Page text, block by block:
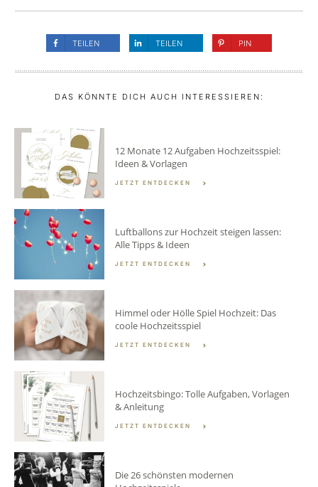
TEILEN TEILEN PIN
DAS KÖNNTE DICH AUCH INTERESSIEREN:
12 Monate 12 Aufgaben Hochzeitsspiel:
Ideen & Vorlagen
JETZT ENTDECKEN
Luftballons zur Hochzeit steigen lassen:
Alle Tipps & Ideen
JETZT ENTDECKEN
Himmel oder Hölle Spiel Hochzeit: Das
coole Hochzeitsspiel
JETZT ENTDECKEN
Hochzeitsbingo: Tolle Aufgaben, Vorlagen
& Anleitung
JETZT ENTDECKEN
Die 26 schönsten modernen